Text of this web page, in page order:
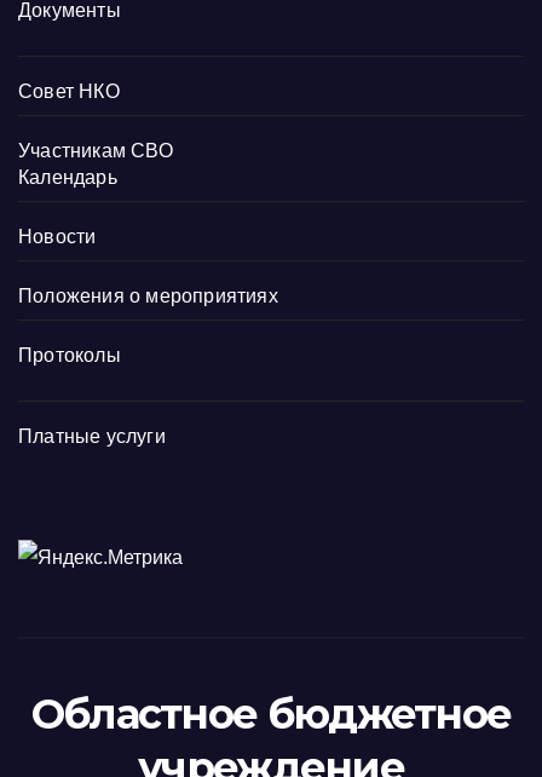
Документы
Совет НКО
Участникам СВО
Календарь
Новости
Положения о мероприятиях
Протоколы
Платные услуги
Областное бюджетное